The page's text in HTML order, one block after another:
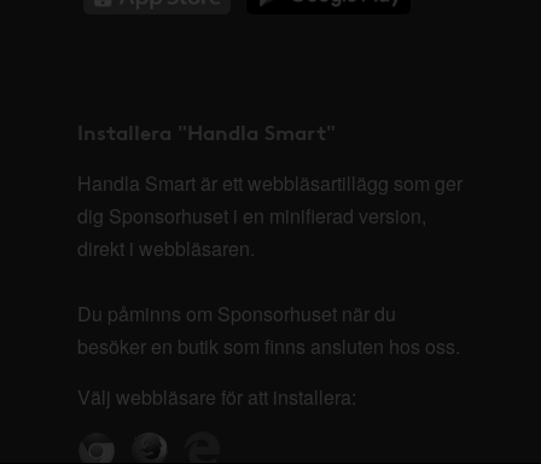
Installera "Handla Smart"
Handla Smart är ett webbläsartillägg som ger
dig Sponsorhuset i en minifierad version,
direkt i webbläsaren.
Du påminns om Sponsorhuset när du
besöker en butik som finns ansluten hos oss.
Välj webbläsare för att installera: